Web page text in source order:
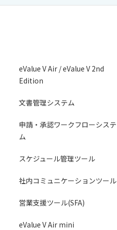
eValue V Air / eValue V 2nd
Edition
文書管理システム
申請・承認ワークフローシステ
ム
スケジュール管理ツール
社内コミュニケーションツール
営業支援ツール(SFA)
eValue V Air mini